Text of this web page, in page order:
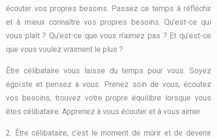
écouter vos propres besoins. Passez ce temps à réfléchir
et à mieux connaître vos propres besoins. Qu’est-ce qui
vous plaît ? Qu’est-ce que vous n’aimez pas ? Et qu’est-ce
que vous voulez vraiment le plus ?
Être célibataire vous laisse du temps pour vous. Soyez
égoïste et pensez à vous. Prenez soin de vous, écoutez
vos besoins, trouvez votre propre équilibre lorsque vous
êtes célibataire. Apprenez à vous écouter et à vous aimer.
2. Être célibataire, c’est le moment de mûrir et de devenir